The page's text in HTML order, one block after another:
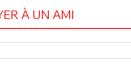
À UN AMI